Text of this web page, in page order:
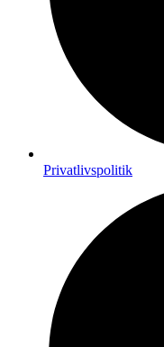
Privatlivspolitik